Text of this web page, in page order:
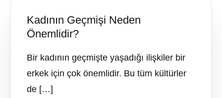
Kadının Geçmişi Neden
Önemlidir?
Bir kadının geçmişte yaşadığı ilişkiler bir
erkek için çok önemlidir. Bu tüm kültürler
de […]